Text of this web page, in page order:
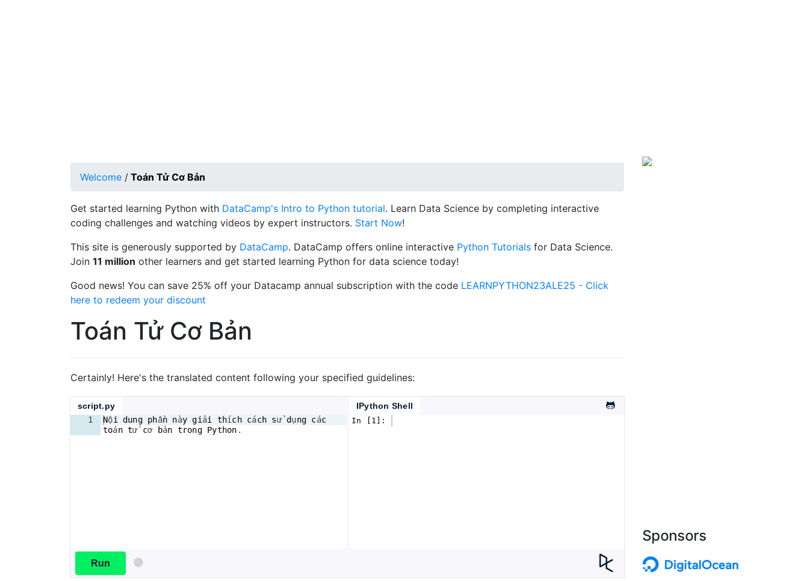
Welcome / Toán Tử Cơ Bản
Get started learning Python with DataCamp's Intro to Python tutorial. Learn Data Science by completing interactive
coding challenges and watching videos by expert instructors. Start Now!
This site is generously supported by DataCamp. DataCamp offers online interactive Python Tutorials for Data Science.
Join 11 million other learners and get started learning Python for data science today!
Good news! You can save 25% off your Datacamp annual subscription with the code LEARNPYTHON23ALE25 - Click
here to redeem your discount
Toán Tử Cơ Bản
Certainly! Here's the translated content following your specified guidelines:
script.py
1
Nội dung phần này gi ải thích cách sử dụng các
toán tử cơ bản trong Python .
IPython Shell
In [1]:
Run
Sponsors